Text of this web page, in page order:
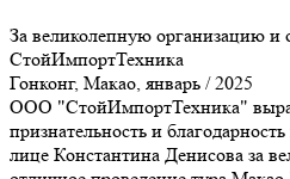
За великолепную организацию и
СтойИмпортТехника
Гонконг, Макао, январь / 2025
ООО "СтойИмпортТехника"
признательность и
лице Константина Денисова за